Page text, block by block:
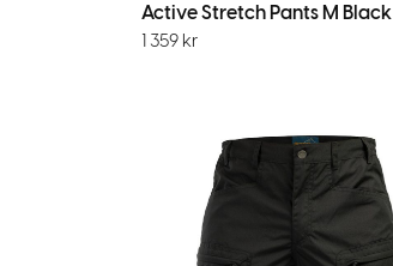
Active Stretch Pants M Black
1 359 kr